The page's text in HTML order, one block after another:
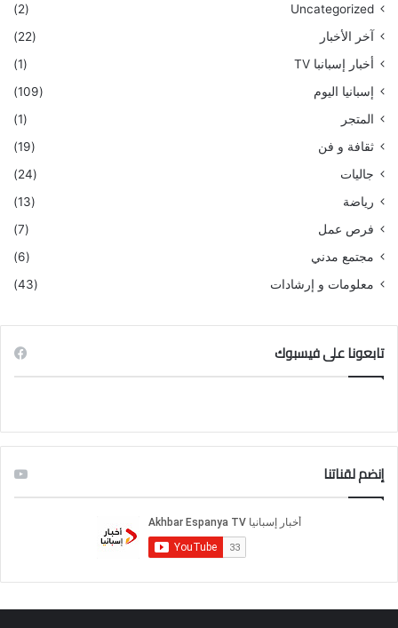
Uncategorized
(2)
آخر الأخبار
(22)
أخبار إسبانبا TV
(1)
إسبانيا اليوم
(109)
المتجر
(1)
ثقافة و فن
(19)
جاليات
(24)
رياضة
(13)
فرص عمل
(7)
مجتمع مدني
(6)
معلومات و إرشادات
(43)
تابعونا على فيسبوك
إنضم لقناتنا